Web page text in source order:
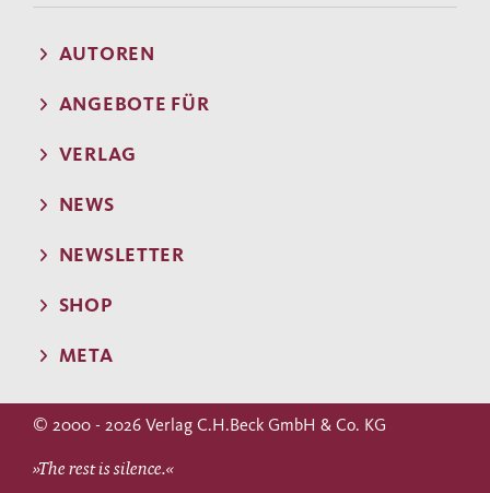
AUTOREN
ANGEBOTE FÜR
VERLAG
NEWS
NEWSLETTER
SHOP
META
© 2000 - 2026 Verlag C.H.Beck GmbH & Co. KG
»The rest is silence.«